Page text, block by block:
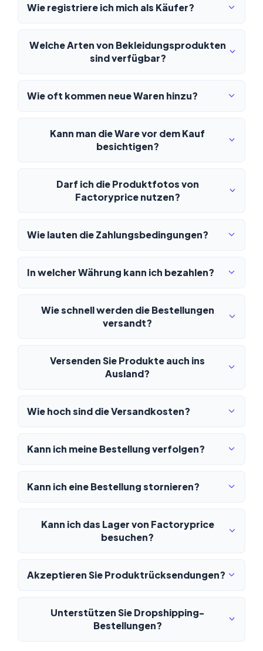
Wie registriere ich mich als Käufer?
Welche Arten von Bekleidungsprodukten
sind verfügbar?
Wie oft kommen neue Waren hinzu?
Kann man die Ware vor dem Kauf
besichtigen?
Darf ich die Produktfotos von
Factoryprice nutzen?
Wie lauten die Zahlungsbedingungen?
In welcher Währung kann ich bezahlen?
Wie schnell werden die Bestellungen
versandt?
Versenden Sie Produkte auch ins
Ausland?
Wie hoch sind die Versandkosten?
Kann ich meine Bestellung verfolgen?
Kann ich eine Bestellung stornieren?
Kann ich das Lager von Factoryprice
besuchen?
Akzeptieren Sie Produktrücksendungen?
Unterstützen Sie Dropshipping-
Bestellungen?